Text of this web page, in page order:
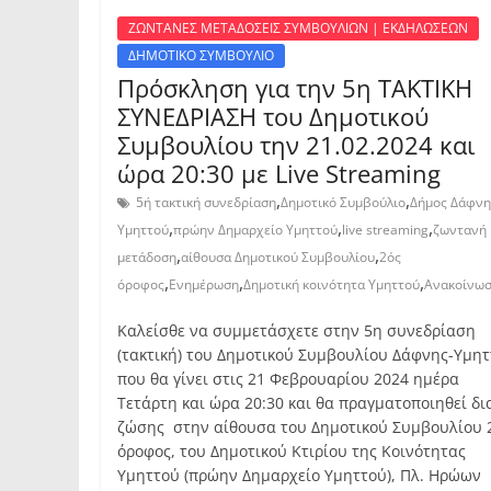
ΖΩΝΤΑΝΕΣ ΜΕΤΑΔΟΣΕΙΣ ΣΥΜΒΟΥΛΙΩΝ | ΕΚΔΗΛΩΣΕΩΝ
ΔΗΜΟΤΙΚΟ ΣΥΜΒΟΥΛΙΟ
Πρόσκληση για την 5η ΤΑΚΤΙΚΗ
ΣΥΝΕΔΡΙΑΣΗ του Δημοτικού
Συμβουλίου την 21.02.2024 και
ώρα 20:30 με Live Streaming
5ή τακτική συνεδρίαση,Δημοτικό Συμβούλιο,Δήμος
Υμηττού,πρώην Δημαρχείο Υμηττού,live streaming,ζωντανή
μετάδοση,αίθουσα Δημοτικού Συμβουλίου,2ός
όροφος,Ενημέρωση,Δημοτική κοινότητα Υμηττού,
Καλείσθε να συμμετάσχετε στην 5η συνεδρίαση
(τακτική) του Δημοτικού Συμβουλίου Δάφνης-
που θα γίνει στις 21 Φεβρουαρίου 2024 ημέρα
Τετάρτη και ώρα 20:30 και θα πραγματοποιηθεί
ζώσης στην αίθουσα του Δημοτικού Συμβουλίου
όροφος, του Δημοτικού Κτιρίου της Κοινότητας
Υμηττού (πρώην Δημαρχείο Υμηττού), Πλ. Ηρώων